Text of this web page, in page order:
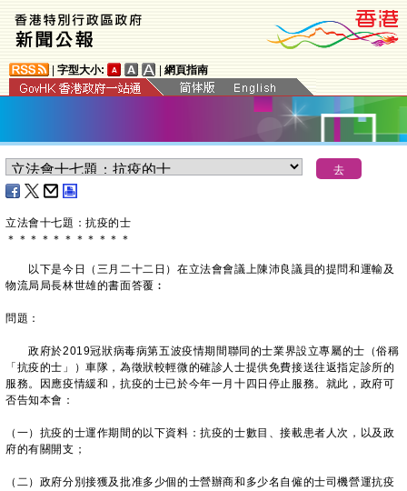
字型大小: 網頁指南
立法會十七題：抗疫的士
＊ ＊ ＊ ＊ ＊ ＊ ＊ ＊ ＊ ＊ ＊
以下是今日（三月二十二日）在立法會會議上陳沛良議員的提問和運輸及
物流局局長林世雄的書面答覆︰
問題：
政府於2019冠狀病毒病第五波疫情期間聯同的士業界設立專屬的士（俗稱
「抗疫的士」）車隊，為徵狀較輕微的確診人士提供免費接送往返指定診所的
服務。因應疫情緩和，抗疫的士已於今年一月十四日停止服務。就此，政府可
否告知本會：
（一）抗疫的士運作期間的以下資料：抗疫的士數目、接載患者人次，以及政
府的有關開支；
（二）政府分別接獲及批准多少個的士營辦商和多少名自僱的士司機營運抗疫